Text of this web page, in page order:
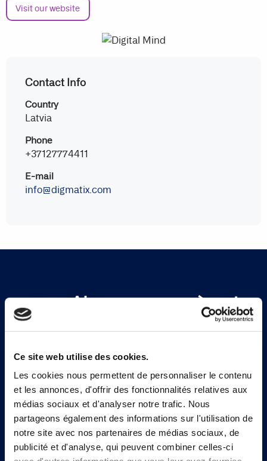
Ce site web utilise des cookies.
Les cookies nous permettent de personnaliser le contenu
et les annonces, d'offrir des fonctionnalités relatives aux
médias sociaux et d'analyser notre trafic. Nous
partageons également des informations sur l'utilisation de
notre site avec nos partenaires de médias sociaux, de
publicité et d'analyse, qui peuvent combiner celles-ci
Visit our website
Contact Info
Country
Latvia
Phone
+37127774411
E-mail
info@digmatix.com
Abonnez-vous à notre
newsletter
Inscrivez-vous